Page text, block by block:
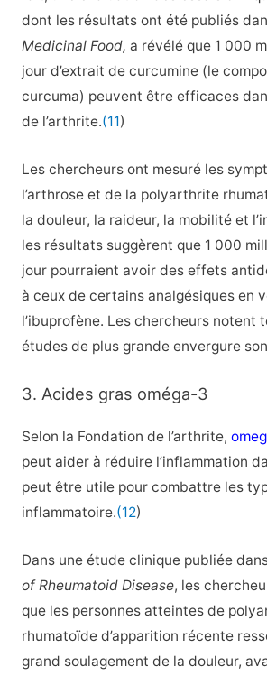
dont les résultats ont été publiés
Medicinal Food, a révélé que 1 000
jour d’extrait de curcumine (le
curcuma) peuvent être efficaces
de l’arthrite.(11)
Les chercheurs ont mesuré les
l’arthrose et de la polyarthrite
la douleur, la raideur, la mobilité et
les résultats suggèrent que 1 000
jour pourraient avoir des effets
à ceux de certains analgésiques en
l’ibuprofène. Les chercheurs notent
études de plus grande envergure
3. Acides gras oméga-3
Selon la Fondation de l’arthrite,
peut aider à réduire l’inflammation
peut être utile pour combattre les
inflammatoire.(12)
Dans une étude clinique publiée
of Rheumatoid Disease, les
que les personnes atteintes de
rhumatoïde d’apparition récente
grand soulagement de la douleur,